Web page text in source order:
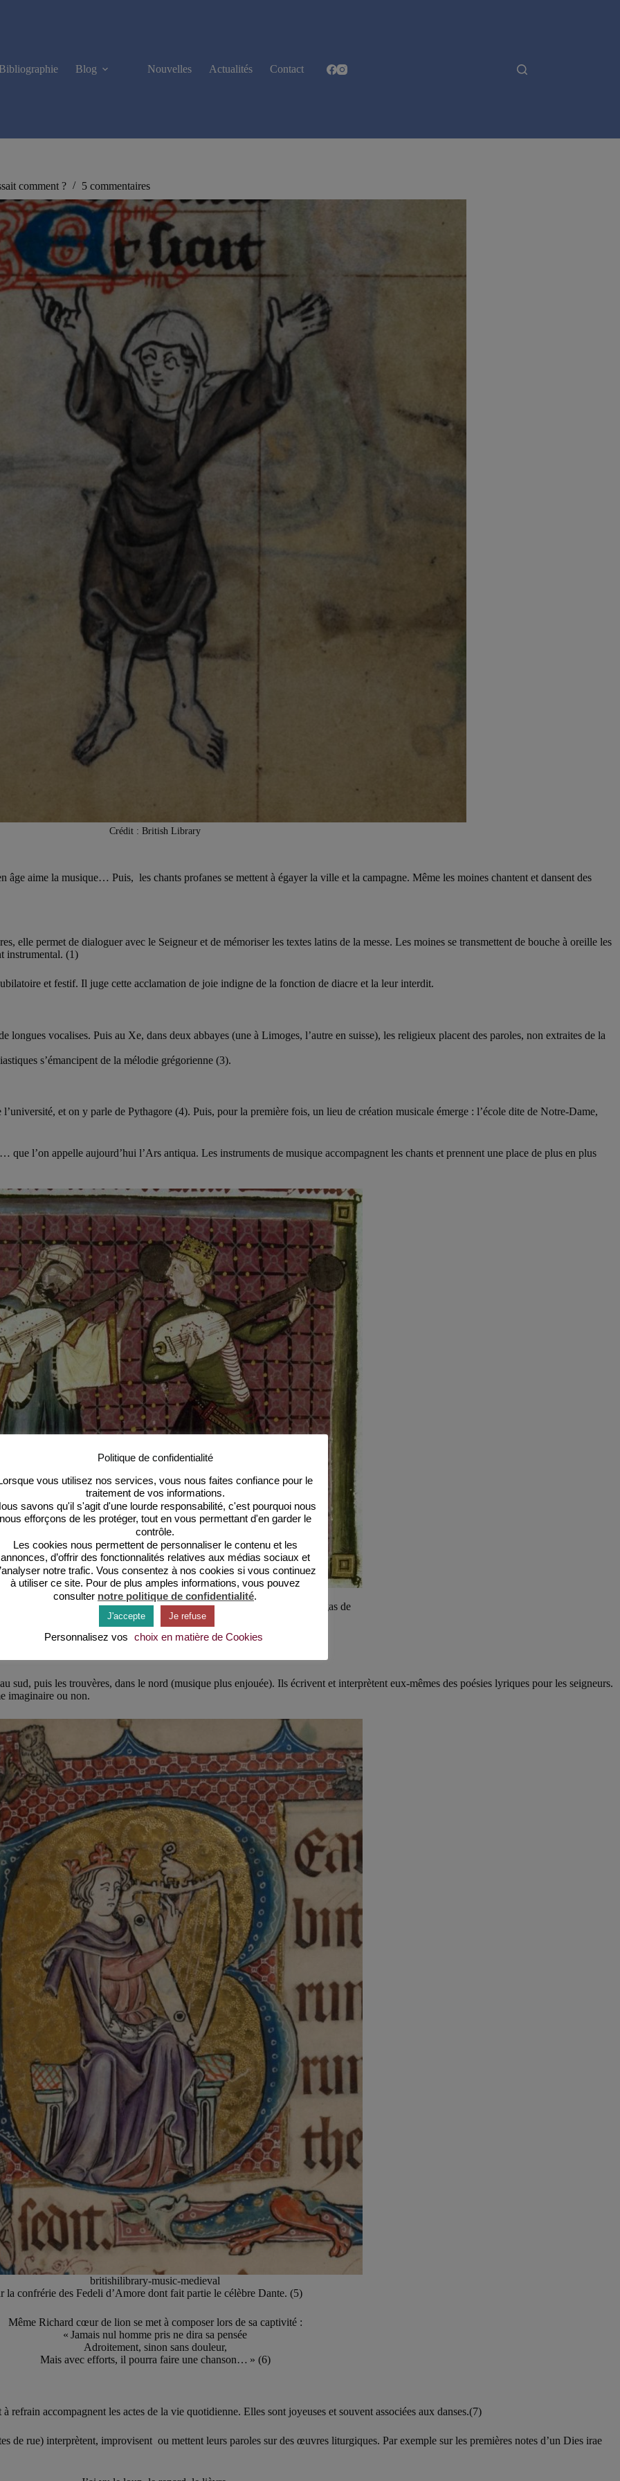
Blog Nouvelles Actualités Contact
comment ? 5 commentaires
Crédit : British Library
aime la musique… Puis, les chants profanes se mettent à égayer la ville et la campagne. Même les moines chantent et dansent des
elle permet de dialoguer avec le Seigneur et de mémoriser les textes latins de la messe. Les moines se transmettent de bouche à oreille les
instrumental. (1)
et festif. Il juge cette acclamation de joie indigne de la fonction de diacre et la leur interdit.
longues vocalises. Puis au Xe, dans deux abbayes (une à Limoges, l’autre en suisse), les religieux placent des paroles, non extraites de la
s’émancipent de la mélodie grégorienne (3).
et on y parle de Pythagore (4). Puis, pour la première fois, un lieu de création musicale émerge : l’école dite de Notre-Dame,
l’on appelle aujourd’hui l’Ars antiqua. Les instruments de musique accompagnent les chants et prennent une place de plus en plus
of guitarra latina (left) and guitarra morisca (right) from the Cantigas de
Santa Maria (13th. century)
sud, puis les trouvères, dans le nord (musique plus enjouée). Ils écrivent et interprètent eux-mêmes des poésies lyriques pour les seigneurs.
imaginaire ou non.
britishilibrary-music-medieval
la confrérie des Fedeli d’Amore dont fait partie le célèbre Dante. (5)
Même Richard cœur de lion se met à composer lors de sa captivité :
« Jamais nul homme pris ne dira sa pensée
Adroitement, sinon sans douleur,
Mais avec efforts, il pourra faire une chanson… » (6)
refrain accompagnent les actes de la vie quotidienne. Elles sont joyeuses et souvent associées aux danses.(7)
de rue) interprètent, improvisent ou mettent leurs paroles sur des œuvres liturgiques. Par exemple sur les premières notes d’un Dies irae
Politique de confidentialité
vous utilisez nos services, vous nous faites confiance pour le
traitement de vos informations.
savons qu'il s'agit d'une lourde responsabilité, c'est pourquoi nous
efforçons de les protéger, tout en vous permettant d'en garder le
contrôle.
Les cookies nous permettent de personnaliser le contenu et les
annonces, d’offrir des fonctionnalités relatives aux médias sociaux et
notre trafic. Vous consentez à nos cookies si vous continuez
à utiliser ce site. Pour de plus amples informations, vous pouvez
consulter notre politique de confidentialité.
J'accepte Je refuse
Personnalisez vos choix en matière de Cookies